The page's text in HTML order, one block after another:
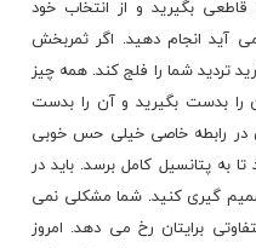
بگیرید و از انتخاب خود
آید انجام دهید. اگر ثمربخش
تردید شما را فلج کند. همه چیز
را بدست بگیرید و آن را بدست
در رابطه خاصی خیلی حس خوبی
به پتانسیل کامل برسد. باید در
گیری کنید. شما مشکلی نمی
برایتان رخ می دهد. امروز